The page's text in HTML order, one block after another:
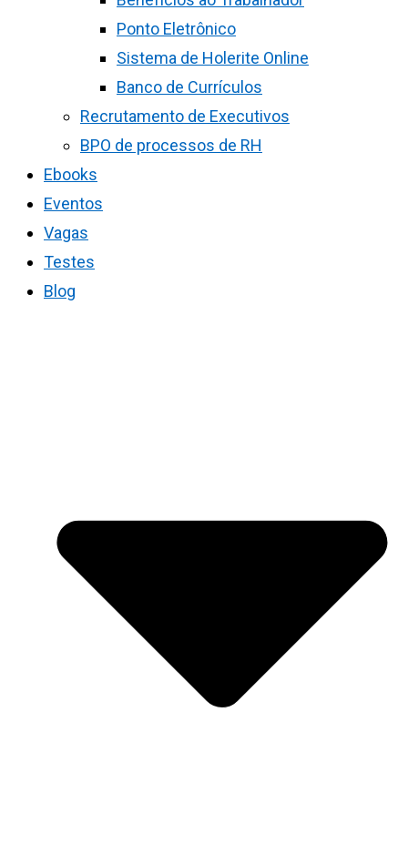
Ponto Eletrônico
Sistema de Holerite Online
Banco de Currículos
Recrutamento de Executivos
BPO de processos de RH
Ebooks
Eventos
Vagas
Testes
Blog